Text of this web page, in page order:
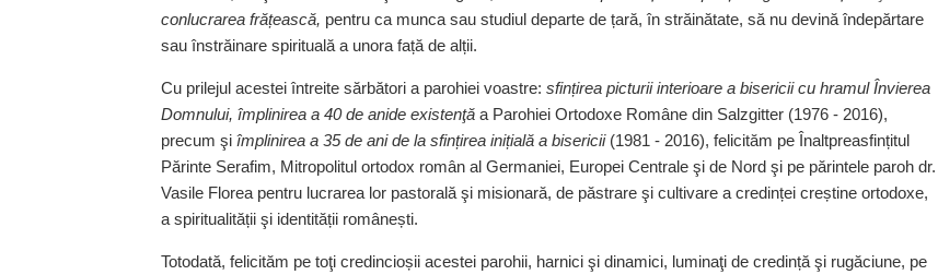
conlucrarea frățească, pentru ca munca sau studiul departe de țară, în străinătate, să nu devină îndepărtare
sau înstrăinare spirituală a unora față de alții.
Cu prilejul acestei întreite sărbători a parohiei voastre: sfin­țirea picturii interioare a bisericii cu hramul Învierea
Domnului, împlinirea a 40 de anide existenţă a Parohiei Ortodoxe Române din Salzgitter (1976 - 2016),
precum şi împlinirea a 35 de ani de la sfințirea inițială a bisericii (1981 - 2016), felicităm pe Înalt­prea­sfințitul
Părinte Serafim, Mitropolitul ortodox român al Germaniei, Europei Centrale şi de Nord şi pe părintele paroh dr.
Vasile Florea pentru lucrarea lor pastorală şi misionară, de păstrare şi cultivare a credinței creș­tine ortodoxe,
a spiritualității şi iden­tității românești.
Totodată, felicităm pe toţi credincioșii acestei parohii, harnici şi dinamici, luminaţi de credință şi rugăciune, pe